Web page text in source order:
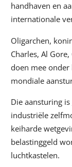
handhaven en
internationale
Oligarchen,
Charles, Al
doen mee
mondiale
Die aansturing
industriële
keiharde
belastinggeld
luchtkastelen.